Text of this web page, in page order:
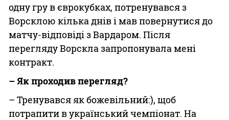
одну гру в єврокубках, потренувався з
Ворсклою кілька днів і мав повернутися до
матчу-відповіді з Вардаром. Після
перегляду Ворскла запропонувала мені
контракт.
– Як проходив перегляд?
– Тренувався як божевільний:), щоб
потрапити в український чемпіонат. На